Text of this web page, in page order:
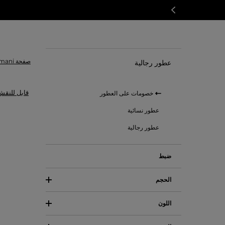
عطور رجالية
خصومات على العطور
عطور نسائية
عطور رجالية
ضبط
الحجم
100mlاللون
صفحة Armani الرئسية
قابل